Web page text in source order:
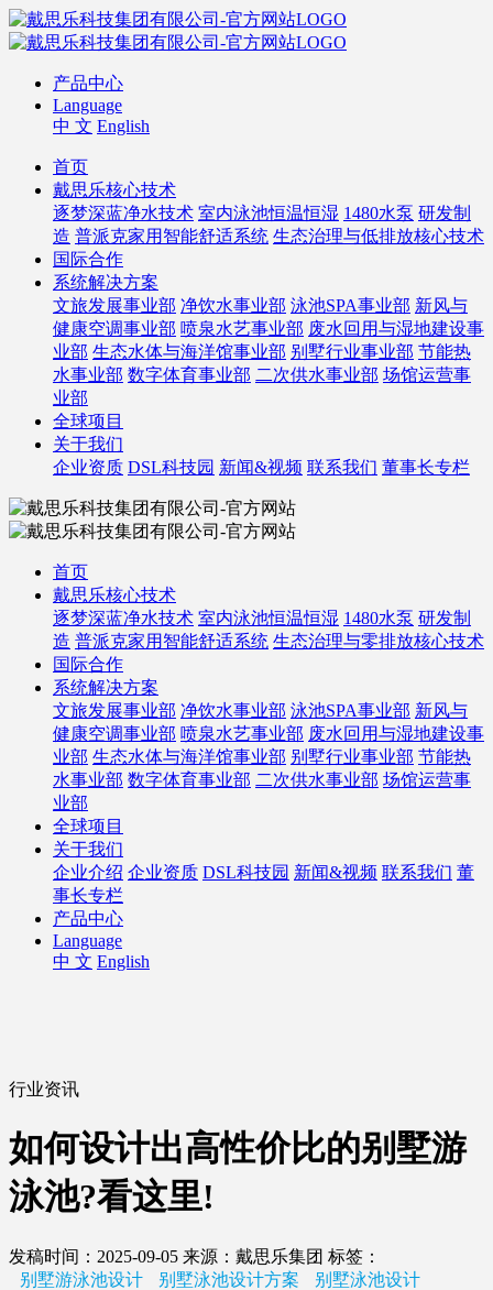
产品中心
Language
中 文 English
首页
戴思乐核心技术
逐梦深蓝净水技术 室内泳池恒温恒湿 1480水泵 研发制
造 普派克家用智能舒适系统 生态治理与低排放核心技术
国际合作
系统解决方案
文旅发展事业部 净饮水事业部 泳池SPA事业部 新风与
健康空调事业部 喷泉水艺事业部 废水回用与湿地建设事
业部 生态水体与海洋馆事业部 别墅行业事业部 节能热
水事业部 数字体育事业部 二次供水事业部 场馆运营事
业部
全球项目
关于我们
企业资质 DSL科技园 新闻&视频 联系我们 董事长专栏
首页
戴思乐核心技术
逐梦深蓝净水技术 室内泳池恒温恒湿 1480水泵 研发制
造 普派克家用智能舒适系统 生态治理与零排放核心技术
国际合作
系统解决方案
文旅发展事业部 净饮水事业部 泳池SPA事业部 新风与
健康空调事业部 喷泉水艺事业部 废水回用与湿地建设事
业部 生态水体与海洋馆事业部 别墅行业事业部 节能热
水事业部 数字体育事业部 二次供水事业部 场馆运营事
业部
全球项目
关于我们
企业介绍 企业资质 DSL科技园 新闻&视频 联系我们 董
事长专栏
产品中心
Language
中 文 English
行业资讯
如何设计出高性价比的别墅游
泳池?看这里!
发稿时间：2025-09-05 来源：戴思乐集团 标签：
别墅游泳池设计
别墅泳池设计方案 别墅泳池设计